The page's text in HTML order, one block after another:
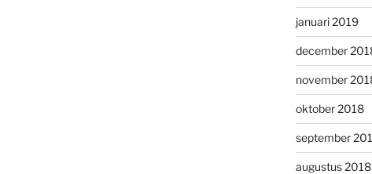
januari 2019
december
november
oktober 2018
september
augustus 2018